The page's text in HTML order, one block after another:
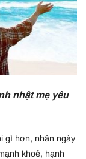
nhật mẹ yêu
gì hơn, nhân ngày
khoẻ, hạnh